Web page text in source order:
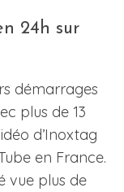
24h sur
démarrages
plus de 13
d’Inoxtag
en France.
vue plus de